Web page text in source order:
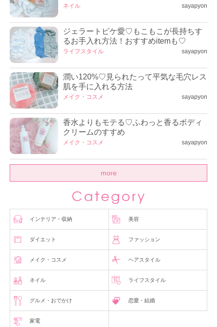
ネイル sayapyon
ジェラートピケ愛♡もこもこが長持ちす
るお手入れ方法！おすすめitemも♡
ライフスタイル sayapyon
潤い120%♡見られたって平気な毛穴レス
肌を手に入れる方法
メイク・コスメ sayapyon
香水よりもモテる♡ふわっと香るボディ
クリームのすすめ
メイク・コスメ sayapyon
more
インテリア・収納 美容
ダイエット ファッション
メイク・コスメ ヘアスタイル
ネイル ライフスタイル
グルメ・おでかけ 恋愛・結婚
家電